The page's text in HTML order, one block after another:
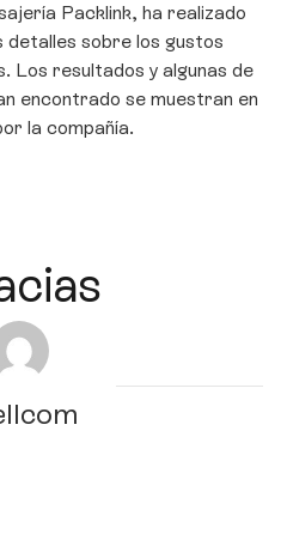
Packlink, ha realizado
detalles sobre los gustos
Los resultados y algunas de
encontrado se muestran en
la compañía.